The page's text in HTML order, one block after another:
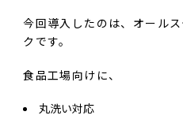
今回導入したのは、オール
クです。
食品工場向けに、
丸洗い対応